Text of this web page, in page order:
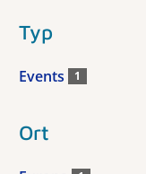
Typ
Events 1
Ort